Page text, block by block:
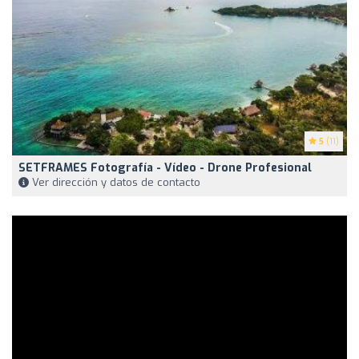
5 (11)
SETFRAMES Fotografía - Vídeo - Drone Profesional
Ver dirección y datos de contacto